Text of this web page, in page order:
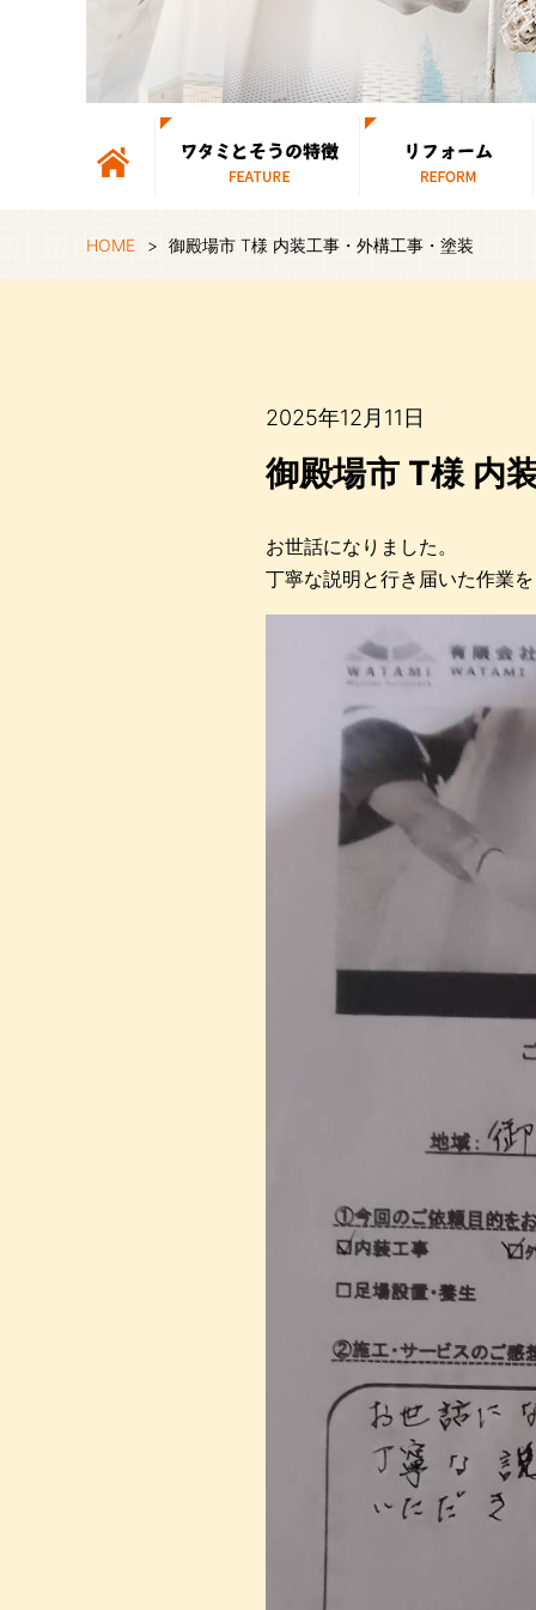
HOME
御殿場市 T様 内装工事・外構工事・塗装
2025年12月11日
御殿場市 T様 内
お世話になりました。
丁寧な説明と行き届いた作業